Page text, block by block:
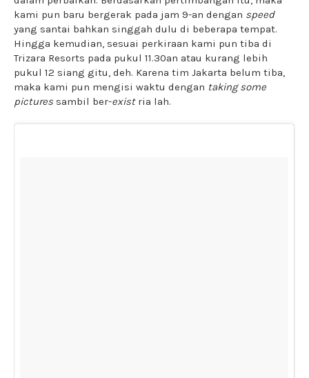
kami pun baru bergerak pada jam 9-an dengan speed
yang santai bahkan singgah dulu di beberapa tempat.
Hingga kemudian, sesuai perkiraan kami pun tiba di
Trizara Resorts pada pukul 11.30an atau kurang lebih
pukul 12 siang gitu, deh. Karena tim Jakarta belum tiba,
maka kami pun mengisi waktu dengan taking some
pictures sambil ber-existria lah.